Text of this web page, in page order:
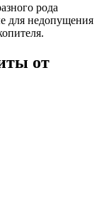
рода
для недопущения
от